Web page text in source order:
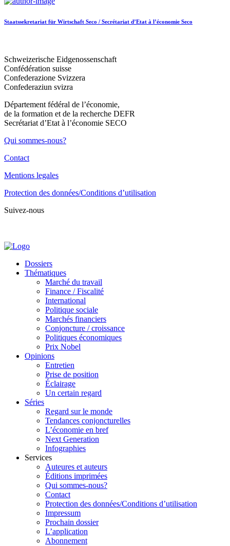
Staatssekretariat für Wirtschaft Seco / Secrétariat d’Etat à l’économie Seco
Schweizerische Eidgenossenschaft
Confédération suisse
Confederazione Svizzera
Confederaziun svizra
Département fédéral de l’économie,
de la formation et de la recherche DEFR
Secrétariat d’Etat à l’économie SECO
Qui sommes-nous?
Contact
Mentions legales
Protection des données/Conditions d’utilisation
Suivez-nous
Dossiers
Thématiques
Marché du travail
Finance / Fiscalité
International
Politique sociale
Marchés financiers
Conjoncture / croissance
Politiques économiques
Prix Nobel
Opinions
Entretien
Prise de position
Éclairage
Un certain regard
Séries
Regard sur le monde
Tendances conjoncturelles
L’économie en bref
Next Generation
Infographies
Services
Auteures et auteurs
Éditions imprimées
Qui sommes-nous?
Contact
Protection des données/Conditions d’utilisation
Impressum
Prochain dossier
L’application
Abonnement